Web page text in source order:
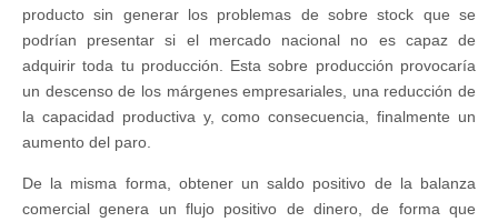
producto sin generar los problemas de sobre stock que se
podrían presentar si el mercado nacional no es capaz de
adquirir toda tu producción. Esta sobre producción provocaría
un descenso de los márgenes empresariales, una reducción de
la capacidad productiva y, como consecuencia, finalmente un
aumento del paro.
De la misma forma, obtener un saldo positivo de la balanza
comercial genera un flujo positivo de dinero, de forma que